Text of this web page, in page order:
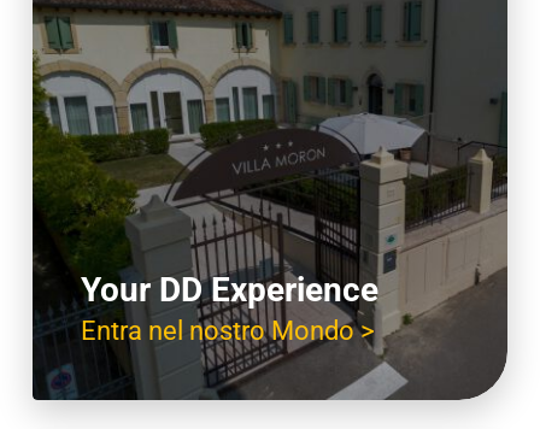
Your DD Experience
Entra nel nostro Mondo >